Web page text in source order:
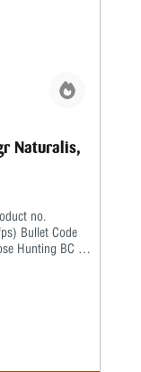
Naturalis,